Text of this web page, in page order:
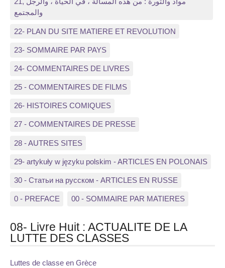
والمجتمع
22- PLAN DU SITE MATIERE ET REVOLUTION
23- SOMMAIRE PAR PAYS
24- COMMENTAIRES DE LIVRES
25 - COMMENTAIRES DE FILMS
26- HISTOIRES COMIQUES
27 - COMMENTAIRES DE PRESSE
28 - AUTRES SITES
29- artykuły w języku polskim - ARTICLES EN POLONAIS
30 - Статьи на русском - ARTICLES EN RUSSE
0 - PREFACE 00 - SOMMAIRE PAR MATIERES
08- Livre Huit : ACTUALITE DE LA
LUTTE DES CLASSES
Luttes de classe en Grèce